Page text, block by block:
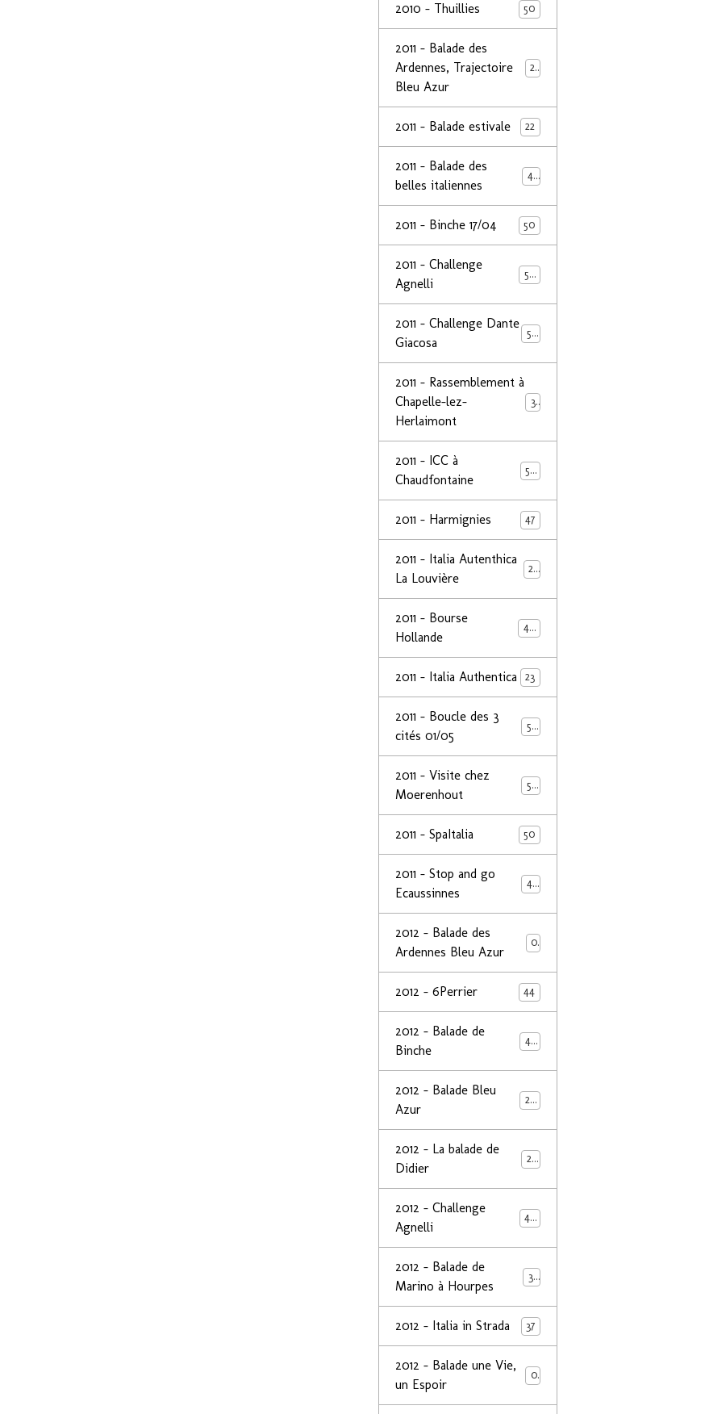
2010 - Thuillies 50
2011 - Balade des
Ardennes, Trajectoire
Bleu Azur
24
2011 - Balade estivale 22
2011 - Balade des
belles italiennes
49
2011 - Binche 17/04 50
2011 - Challenge
Agnelli
50
2011 - Challenge Dante
Giacosa
50
2011 - Rassemblement à
Chapelle-lez-
Herlaimont
32
2011 - ICC à
Chaudfontaine
50
2011 - Harmignies 47
2011 - Italia Autenthica
La Louvière
23
2011 - Bourse
Hollande
40
2011 - Italia Authentica 23
2011 - Boucle des 3
cités 01/05
50
2011 - Visite chez
Moerenhout
50
2011 - SpaItalia 50
2011 - Stop and go
Ecaussinnes
44
2012 - Balade des
Ardennes Bleu Azur
0
2012 - 6Perrier 44
2012 - Balade de
Binche
48
2012 - Balade Bleu
Azur
26
2012 - La balade de
Didier
25
2012 - Challenge
Agnelli
44
2012 - Balade de
Marino à Hourpes
39
2012 - Italia in Strada 37
2012 - Balade une Vie,
un Espoir
0